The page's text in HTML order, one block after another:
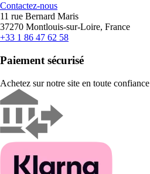
Contactez-nous
11 rue Bernard Maris
37270 Montlouis-sur-Loire, France
+33 1 86 47 62 58
Paiement sécurisé
Achetez sur notre site en toute confiance